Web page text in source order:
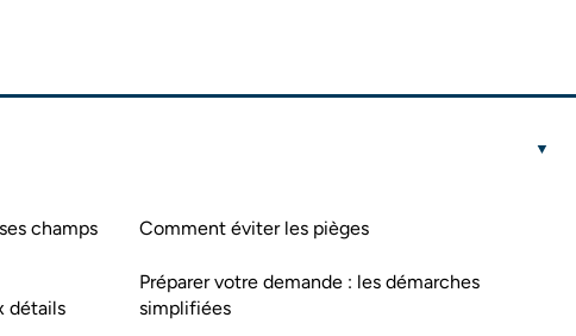
champs
détails
Comment éviter les pièges
Préparer votre demande : les démarches
simplifiées